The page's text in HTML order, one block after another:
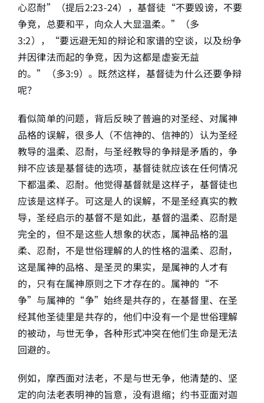
心忍耐”（提后2:23-24），基督徒“不要毁谤，不要
争竞，总要和平，向众人大显温柔。”（多
3:2），“要远避无知的辩论和家谱的空谈，以及纷争
并因律法而起的争竞，因为这都是虚妄无益
的。”（多3:9）。既然这样，基督徒为什么还要争辩
呢？
看似简单的问题，背后反映了普遍的对圣经、对属神
品格的误解，很多人（不信神的、信神的）认为圣经
教导的温柔、忍耐，与圣经教导的争辩是矛盾的，争
辩不应该是基督徒的选项，基督徒就应该在任何情况
下都温柔、忍耐。他觉得基督就是这样子，基督徒也
应该是这样子。可这是人的误解，不是圣经真实的教
导，圣经启示的基督不是如此，基督的温柔、忍耐是
完全的，但不是这些人想象的状态，属神品格的温
柔、忍耐，不是世俗理解的人的性格的温柔、忍耐，
这是属神的品格、是圣灵的果实，是属神的人才有
的，只有在属神原则之下才存在的。属神的“不
争”与属神的“争”始终是共存的，在基督里、在圣
经其他圣徒里是共存的，他们中没有一个是世俗理解
的被动，与世无争，各种形式冲突在他们生命是无法
回避的。
例如，摩西面对法老，不是与世无争，他清楚的、坚
定的向法老表明神的旨意，没有退缩；约书亚面对迦